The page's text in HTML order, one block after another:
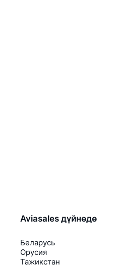
Aviasales дүйнөдө
Беларусь
Орусия
Тажикстан